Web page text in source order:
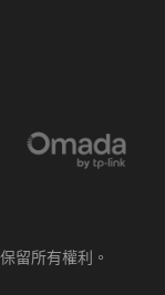
留所有權利。